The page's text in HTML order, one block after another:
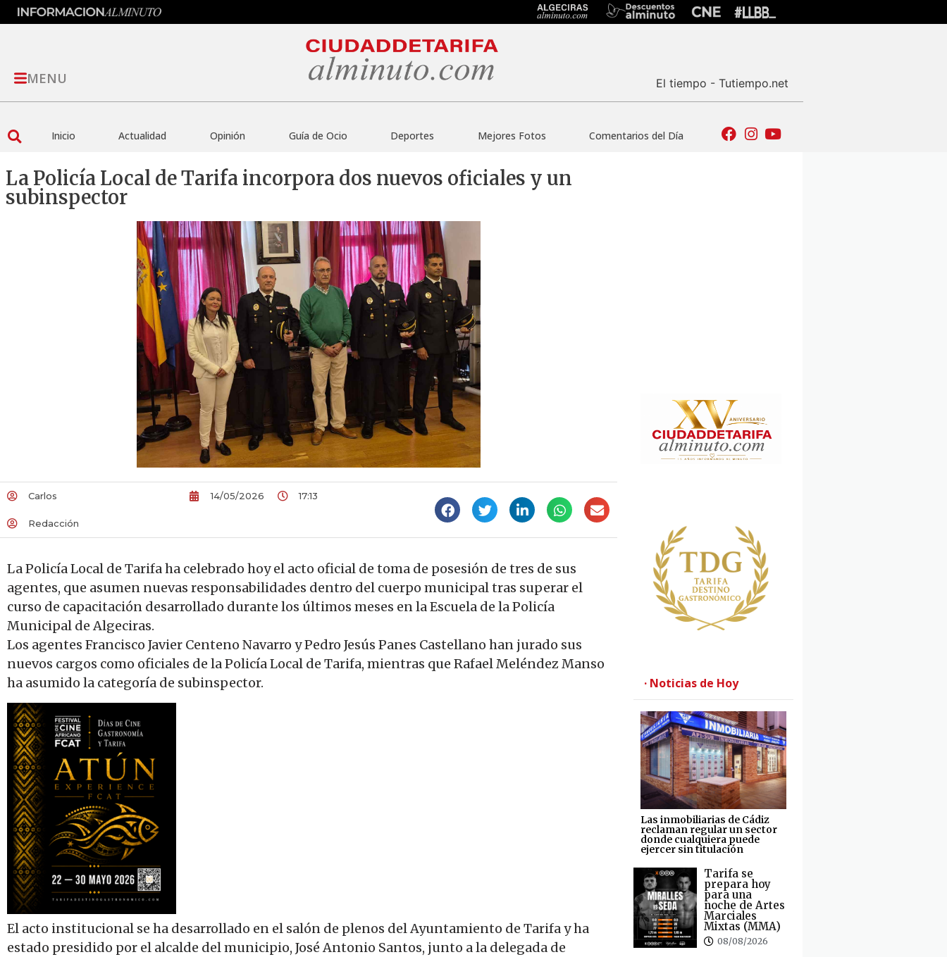
MENU El tiempo - Tutiempo.net
Inicio Actualidad Opinión Guía de Ocio Deportes Mejores Fotos Comentarios del Día
La Policía Local de Tarifa incorpora dos nuevos oficiales y un
subinspector
Carlos
Redacción
14/05/2026 17:13
La Policía Local de Tarifa ha celebrado hoy el acto oficial de toma de posesión de tres de sus
agentes, que asumen nuevas responsabilidades dentro del cuerpo municipal tras superar el
curso de capacitación desarrollado durante los últimos meses en la Escuela de la Policía
Municipal de Algeciras.
Los agentes Francisco Javier Centeno Navarro y Pedro Jesús Panes Castellano han jurado sus
nuevos cargos como oficiales de la Policía Local de Tarifa, mientras que Rafael Meléndez Manso
ha asumido la categoría de subinspector.
El acto institucional se ha desarrollado en el salón de plenos del Ayuntamiento de Tarifa y ha
estado presidido por el alcalde del municipio, José Antonio Santos, junto a la delegada de
· Noticias de Hoy
Las inmobiliarias de Cádiz
reclaman regular un sector
donde cualquiera puede
ejercer sin titulación
Tarifa se
prepara hoy
para una
noche de Artes
Marciales
Mixtas (MMA)
08/08/2026